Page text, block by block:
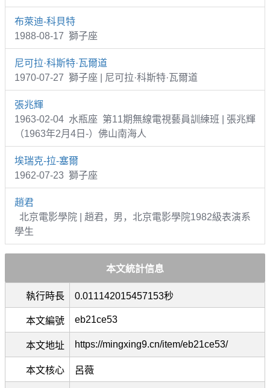
布萊迪-科貝特
1988-08-17 獅子座
尼可拉·科斯特·瓦爾道
1970-07-27 獅子座 | 尼可拉·科斯特·瓦爾道
張兆輝
1963-02-04 水瓶座 第11期無線電視藝員訓練班 | 張兆輝
（1963年2月4日-）佛山南海人
埃瑞克-拉-塞爾
1962-07-23 獅子座
趙君
北京電影學院 | 趙君，男，北京電影學院1982級表演系
學生
本文統計信息
執行時長 0.011142015457153秒
本文編號 eb21ce53
本文地址 https://mingxing9.cn/item/eb21ce53/
本文核心 呂薇